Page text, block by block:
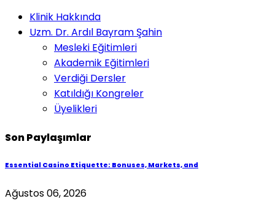
Klinik Hakkında
Uzm. Dr. Ardıl Bayram Şahin
Mesleki Eğitimleri
Akademik Eğitimleri
Verdiği Dersler
Katıldığı Kongreler
Üyelikleri
Son Paylaşımlar
Essential Casino Etiquette: Bonuses, Markets, and
Ağustos 06, 2026